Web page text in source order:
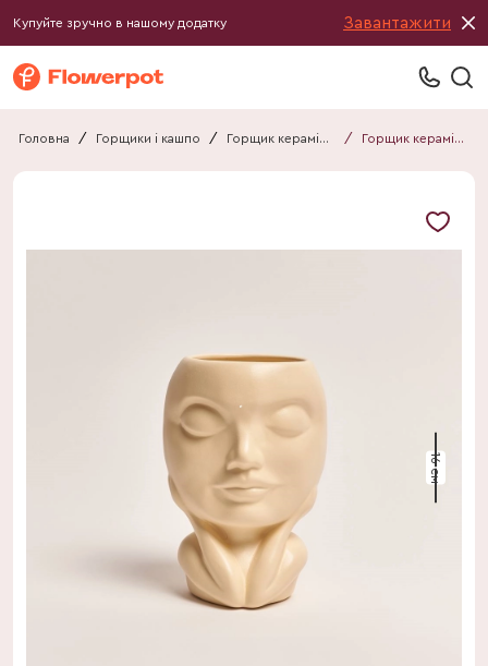
Купуйте зручно в нашому додатку Завантажити
Головна / Горщики і кашпо / Горщик керамічний / Горщик керамічний Мрія мат беж
16 см